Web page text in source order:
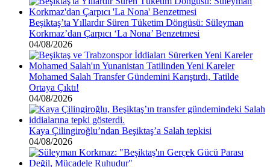
Beşiktaş’ta Yıllardır Süren Tüketim Döngüsü: Süleyman
Korkmaz’dan Çarpıcı ‘La Nona’ Benzetmesi
04/08/2026
Mohamed Salah Transfer Gündemini Karıştırdı, Tatilde
Ortaya Çıktı!
04/08/2026
Kaya Çilingiroğlu’ndan Beşiktaş’a Salah tepkisi
04/08/2026